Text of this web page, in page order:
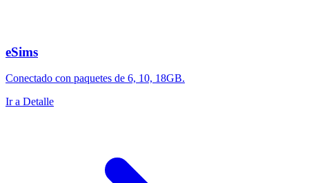
eSims
Conectado con paquetes de 6, 10, 18GB.
Ir a Detalle